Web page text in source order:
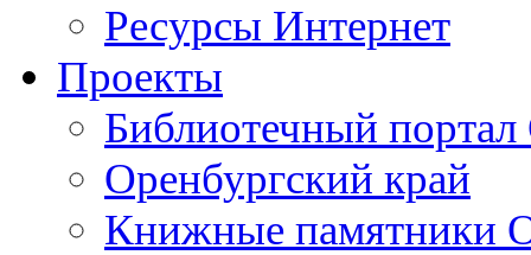
Ресурсы Интернет
Проекты
Библиотечный портал
Оренбургский край
Книжные памятники